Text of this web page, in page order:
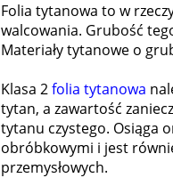
Folia tytanowa to w
walcowania. Grubość
Materiały tytanowe o
Klasa 2folia tytanowa
tytan, a zawartość
tytanu czystego. Osiąga
obróbkowymi i jest
przemysłowych.